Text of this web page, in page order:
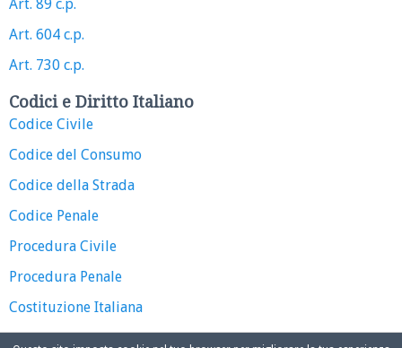
Art. 89 c.p.
Art. 604 c.p.
Art. 730 c.p.
Codici e Diritto Italiano
Codice Civile
Codice del Consumo
Codice della Strada
Codice Penale
Procedura Civile
Procedura Penale
Costituzione Italiana